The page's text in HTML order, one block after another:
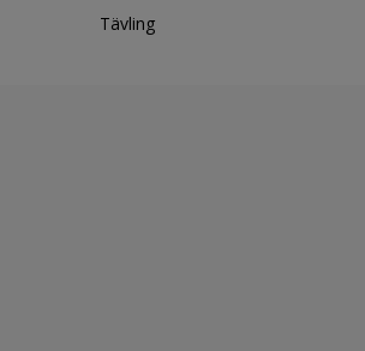
Tävling